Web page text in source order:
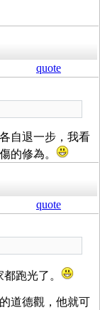
quote
自退一步，我看
的修為。
quote
跑光了。
道德觀，他就可